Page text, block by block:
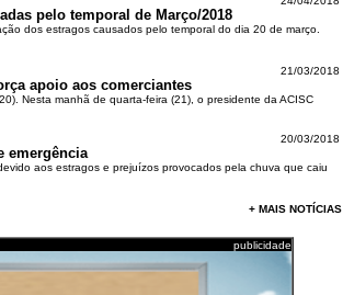
pelo temporal de Março/2018
dos estragos causados pelo temporal do dia 20 de março.
21/03/2018
apoio aos comerciantes
Nesta manhã de quarta-feira (21), o presidente da ACISC
20/03/2018
emergência
aos estragos e prejuízos provocados pela chuva que caiu
+ MAIS NOTÍCIAS
publicidade